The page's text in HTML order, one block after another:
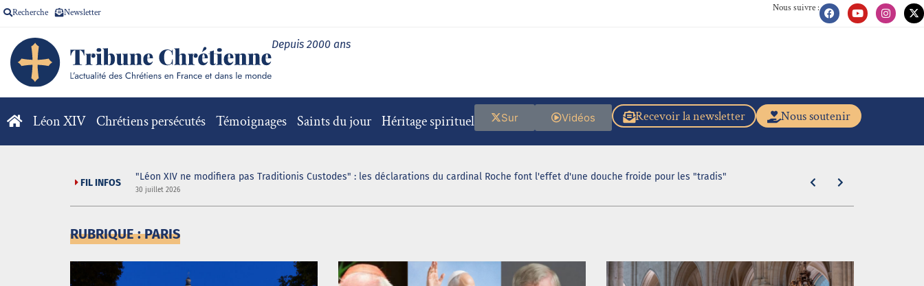
Recherche Newsletter Nous suivre :
Depuis 2000 ans
Léon XIV Chrétiens persécutés Témoignages Saints du jour Héritage spirituel Nous soutenir
Recevoir la newsletter
Vidéos
Sur
FIL INFOS "Léon XIV ne modifiera pas Traditionis Custodes" : les déclarations du cardinal Roche font l'effet d'une douche froide pour les "tradis"
30 juillet 2026
RUBRIQUE : PARIS